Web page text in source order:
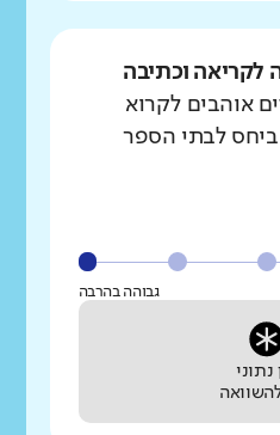
לקריאה וכתיבה
אוהבים לקרוא
לבתי הספר
גבוהה בהרבה
נתוני